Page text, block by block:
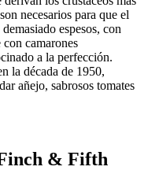
necesarios para que el
espesos, con
camarones
a la perfección.
la década de 1950,
añejo, sabrosos tomates
& Fifth